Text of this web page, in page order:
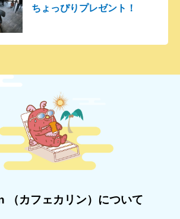
ちょっぴりプレゼント！
でご提供。紅茶は、宇都宮が発祥で、
今や全国各地で人気のY's ｔｅａの茶
しみください。店主が丹精込めて育て
（カフェカリン）について